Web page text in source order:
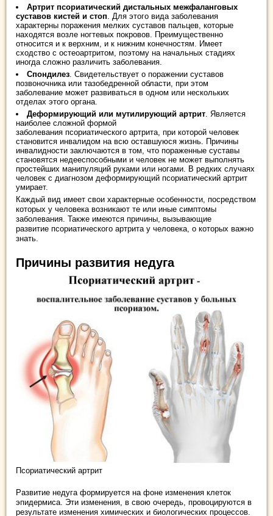
Артрит псориатический дистальных межфаланговых
суставов кистей и стоп. Для этого вида заболевания
характерны поражения мелких суставов пальцев, которые
находятся возле ногтевых покровов. Преимущественно
относится и к верхним, и к нижним конечностям. Имеет
сходство с остеоартритом, поэтому на начальных стадиях
иногда сложно различить заболевания.
Спондилез. Свидетельствует о поражении суставов
позвоночника или тазобедренной области, при этом
заболевание может развиваться в одном или нескольких
отделах этого органа.
Деформирующий или мутилирующий артрит. Является
наиболее сложной формой
заболевания псориатического артрита, при которой человек
становится инвалидом на всю оставшуюся жизнь. Причины
инвалидности заключаются в том, что пораженные суставы
становятся недееспособными и человек не может выполнять
простейших манипуляций руками или ногами. В редких случаях
человек с диагнозом деформирующий псориатический артрит
умирает.
Каждый вид имеет свои характерные особенности, посредством
которых у человека возникают те или иные симптомы
заболевания. Также имеются причины, вызывающие
развитие псориатического артрита у человека, о которых важно
знать.
Причины развития недуга
Псориатический артрит
Развитие недуга формируется на фоне изменения клеток
эпидермиса. Эти изменения, в свою очередь, провоцируются в
результате изменения химических и биологических процессов.